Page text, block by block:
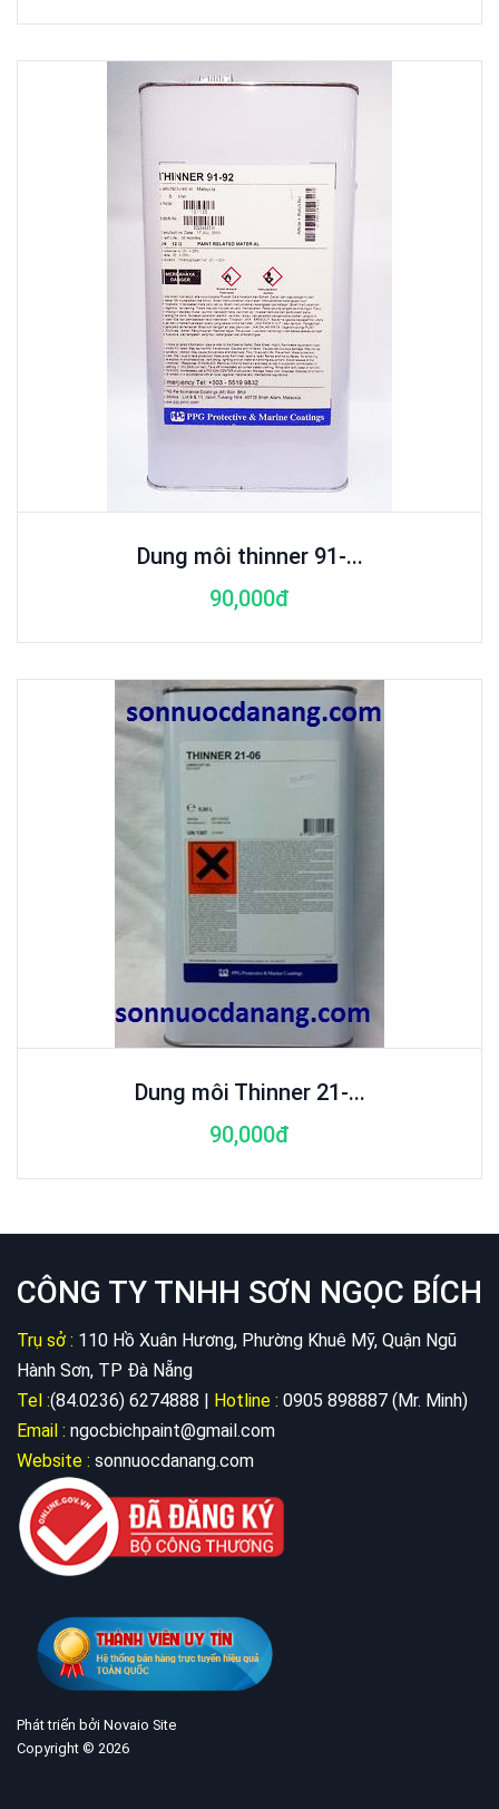
Dung môi thinner 91-...
90,000đ
Dung môi Thinner 21-...
90,000đ
CÔNG TY TNHH SƠN NGỌC BÍCH
Trụ sở : 110 Hồ Xuân Hương, Phường Khuê Mỹ, Quận Ngũ
Hành Sơn, TP Đà Nẵng
Tel :(84.0236) 6274888 | Hotline : 0905 898887 (Mr. Minh)
Email : ngocbichpaint@gmail.com
Website : sonnuocdanang.com
Phát triển bởi Novaio Site
Copyright © 2026